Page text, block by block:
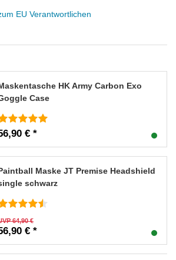
EU Verantwortlichen
HK Army Carbon Exo
Case
€ *
Maske JT Premise Headshield
schwarz
64,90 €
€ *